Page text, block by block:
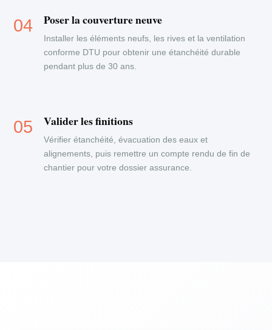
Poser la couverture neuve
Installer les éléments neufs, les rives et la ventilation
conforme DTU pour obtenir une étanchéité durable
pendant plus de 30 ans.
Valider les finitions
Vérifier étanchéité, évacuation des eaux et
alignements, puis remettre un compte rendu de fin de
chantier pour votre dossier assurance.